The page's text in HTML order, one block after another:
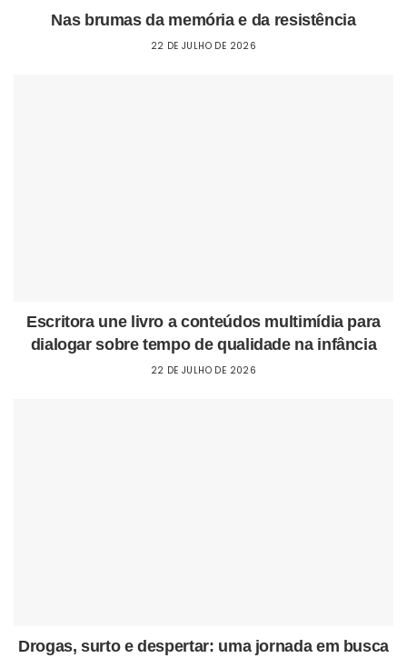
Nas brumas da memória e da resistência
22 DE JULHO DE 2026
Escritora une livro a conteúdos multimídia para
dialogar sobre tempo de qualidade na infância
22 DE JULHO DE 2026
Drogas, surto e despertar: uma jornada em busca